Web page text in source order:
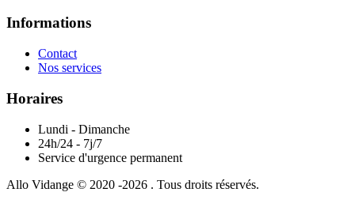
Informations
Contact
Nos services
Horaires
Lundi - Dimanche
24h/24 - 7j/7
Service d'urgence permanent
Allo Vidange © 2020 -2026 . Tous droits réservés.